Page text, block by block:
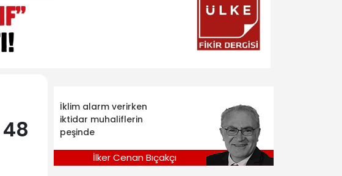
İklim alarm verirken
iktidar muhaliflerin
peşinde
İlker Cenan Bıçakçı